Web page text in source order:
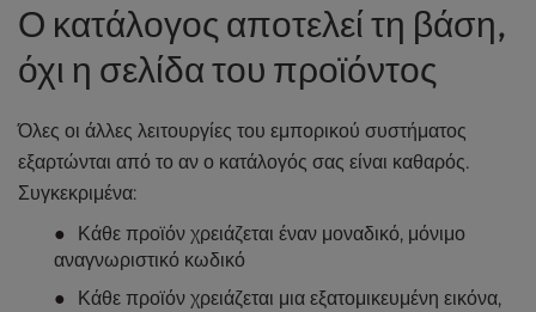
Ο κατάλογος αποτελεί τη βάση,
όχι η σελίδα του προϊόντος
Όλες οι άλλες λειτουργίες του εμπορικού συστήματος
εξαρτώνται από το αν ο κατάλογός σας είναι καθαρός.
Συγκεκριμένα:
Κάθε προϊόν χρειάζεται έναν μοναδικό, μόνιμο
αναγνωριστικό κωδικό
Κάθε προϊόν χρειάζεται μια εξατομικευμένη εικόνα,